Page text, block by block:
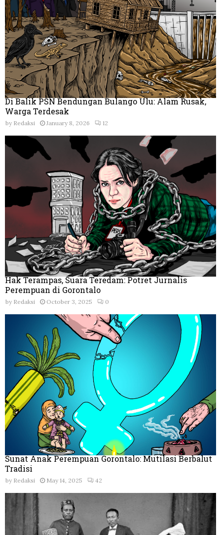
Di Balik PSN Bendungan Bulango Ulu: Alam Rusak,
Warga Terdesak
by Redaksi January 8, 2026 12
Hak Terampas, Suara Teredam: Potret Jurnalis
Perempuan di Gorontalo
by Redaksi October 3, 2025 0
Sunat Anak Perempuan Gorontalo: Mutilasi Berbalut
Tradisi
by Redaksi May 14, 2025 42